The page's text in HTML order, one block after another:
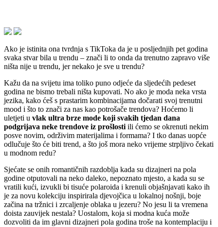
Ako je istinita ona tvrdnja s TikToka da je u posljednjih pet godina
svaka stvar bila u trendu – znači li to onda da trenutno zapravo više
ništa nije u trendu, jer nekako je sve u trendu?
Kažu da na svijetu ima toliko puno odjeće da sljedećih pedeset
godina ne bismo trebali ništa kupovati. No ako je moda neka vrsta
jezika, kako ćeš s prastarim kombinacijama dočarati svoj trenutni
mood i što to znači za nas kao potrošače trendova? Hoćemo li
uletjeti u vlak ultra brze mode koji svakih tjedan dana
podgrijava neke trendove iz prošlosti ili ćemo se okrenuti nekim
posve novim, održivim materijalima i formama? I tko danas uopće
odlučuje što će biti trend, a što još mora neko vrijeme strpljivo čekati
u modnom redu?
Sjećate se onih romantičnih razdoblja kada su dizajneri na pola
godine otputovali na neko daleko, nepoznato mjesto, a kada su se
vratili kući, izvukli bi tisuće polaroida i krenuli objašnjavati kako ih
je za novu kolekciju inspirirala djevojčica u lokalnoj nošnji, boje
začina na tržnici i zrcaljenje oblaka u jezeru? No jesu li ta vremena
doista zauvijek nestala? Uostalom, koja si modna kuća može
dozvoliti da im glavni dizajneri pola godina troše na kontemplaciju i